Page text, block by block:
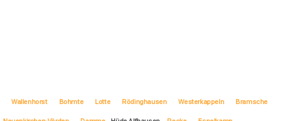
Wallenhorst Bohmte Lotte Rödinghausen Westerkappeln Bramsche